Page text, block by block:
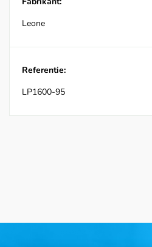
Leone
Referentie:
LP1600-95